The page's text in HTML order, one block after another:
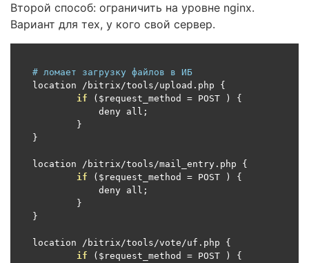
Второй способ: ограничить на уровне nginx.
Вариант для тех, у кого свой сервер.
# ломает загрузку файлов в ИБ
location / bitrix/tools/upload . php {
if
( $request_method = POST )
{
	    deny all
;
}
}
location / bitrix/tools/mail_entry . php {
if
( $request_method = POST )
{
	    deny all
;
}
}
location / bitrix/tools/vote/uf . php {
if
( $request_method = POST )
{